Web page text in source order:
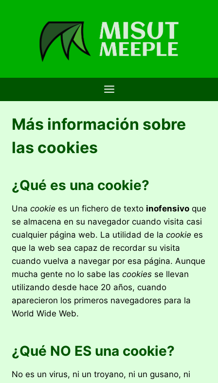
Más información sobre
las cookies
¿Qué es una cookie?
Una cookie es un fichero de texto inofensivo que
se almacena en su navegador cuando visita casi
cualquier página web. La utilidad de la cookie es
que la web sea capaz de recordar su visita
cuando vuelva a navegar por esa página. Aunque
mucha gente no lo sabe las cookies se llevan
utilizando desde hace 20 años, cuando
aparecieron los primeros navegadores para la
World Wide Web.
¿Qué NO ES una cookie?
No es un virus, ni un troyano, ni un gusano, ni